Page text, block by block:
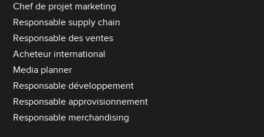
Chef de projet marketing
Responsable supply chain
Responsable des ventes
Acheteur international
Media planner
Responsable développement
Responsable approvisionnement
Responsable merchandising